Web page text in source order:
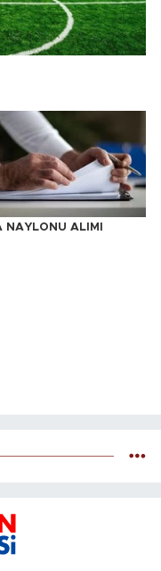
NAYLONU ALIMI